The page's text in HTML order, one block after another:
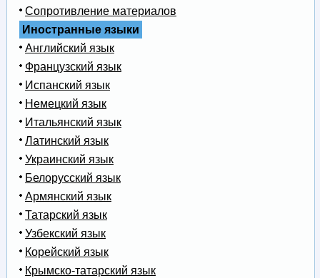
Сопротивление материалов
Иностранные языки
Английский язык
Французский язык
Испанский язык
Немецкий язык
Итальянский язык
Латинский язык
Украинский язык
Белорусский язык
Армянский язык
Татарский язык
Узбекский язык
Корейский язык
Крымско-татарский язык